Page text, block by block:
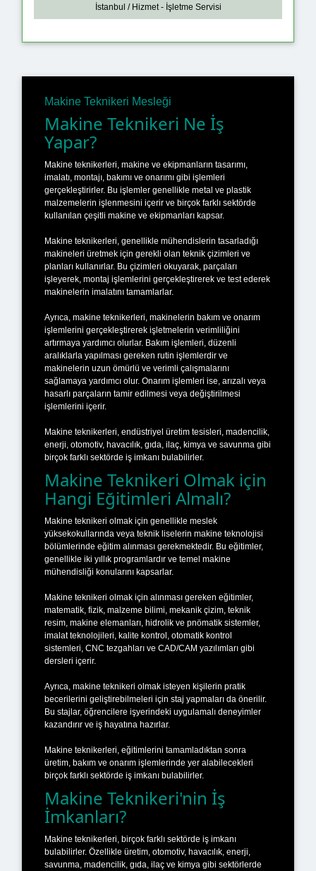
İstanbul / Hizmet - İşletme Servisi
Makine Teknikeri Mesleği
Makine Teknikeri Ne İş
Yapar?
Makine teknikerleri, makine ve ekipmanların tasarımı,
imalatı, montajı, bakımı ve onarımı gibi işlemleri
gerçekleştirirler. Bu işlemler genellikle metal ve plastik
malzemelerin işlenmesini içerir ve birçok farklı sektörde
kullanılan çeşitli makine ve ekipmanları kapsar.
Makine teknikerleri, genellikle mühendislerin tasarladığı
makineleri üretmek için gerekli olan teknik çizimleri ve
planları kullanırlar. Bu çizimleri okuyarak, parçaları
işleyerek, montaj işlemlerini gerçekleştirerek ve test ederek
makinelerin imalatını tamamlarlar.
Ayrıca, makine teknikerleri, makinelerin bakım ve onarım
işlemlerini gerçekleştirerek işletmelerin verimliliğini
artırmaya yardımcı olurlar. Bakım işlemleri, düzenli
aralıklarla yapılması gereken rutin işlemlerdir ve
makinelerin uzun ömürlü ve verimli çalışmalarını
sağlamaya yardımcı olur. Onarım işlemleri ise, arızalı veya
hasarlı parçaların tamir edilmesi veya değiştirilmesi
işlemlerini içerir.
Makine teknikerleri, endüstriyel üretim tesisleri, madencilik,
enerji, otomotiv, havacılık, gıda, ilaç, kimya ve savunma gibi
birçok farklı sektörde iş imkanı bulabilirler.
Makine Teknikeri Olmak için
Hangi Eğitimleri Almalı?
Makine teknikeri olmak için genellikle meslek
yüksekokullarında veya teknik liselerin makine teknolojisi
bölümlerinde eğitim alınması gerekmektedir. Bu eğitimler,
genellikle iki yıllık programlardır ve temel makine
mühendisliği konularını kapsarlar.
Makine teknikeri olmak için alınması gereken eğitimler,
matematik, fizik, malzeme bilimi, mekanik çizim, teknik
resim, makine elemanları, hidrolik ve pnömatik sistemler,
imalat teknolojileri, kalite kontrol, otomatik kontrol
sistemleri, CNC tezgahları ve CAD/CAM yazılımları gibi
dersleri içerir.
Ayrıca, makine teknikeri olmak isteyen kişilerin pratik
becerilerini geliştirebilmeleri için staj yapmaları da önerilir.
Bu stajlar, öğrencilere işyerindeki uygulamalı deneyimler
kazandırır ve iş hayatına hazırlar.
Makine teknikerleri, eğitimlerini tamamladıktan sonra
üretim, bakım ve onarım işlemlerinde yer alabilecekleri
birçok farklı sektörde iş imkanı bulabilirler.
Makine Teknikeri'nin İş
İmkanları?
Makine teknikerleri, birçok farklı sektörde iş imkanı
bulabilirler. Özellikle üretim, otomotiv, havacılık, enerji,
savunma, madencilik, gıda, ilaç ve kimya gibi sektörlerde